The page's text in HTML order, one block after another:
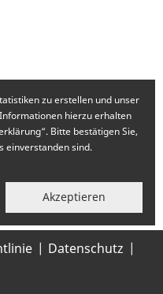
Datenschutz
zu erstellen und unser
hierzu erhalten
Bitte bestätigen Sie,
einverstanden sind.
Akzeptieren